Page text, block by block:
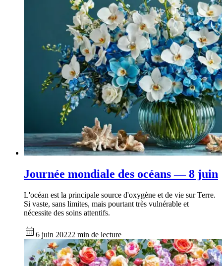
Journée mondiale des océans — 8 juin
L'océan est la principale source d'oxygène et de vie sur Terre.
Si vaste, sans limites, mais pourtant très vulnérable et
nécessite des soins attentifs.
6 juin 20222 min de lecture